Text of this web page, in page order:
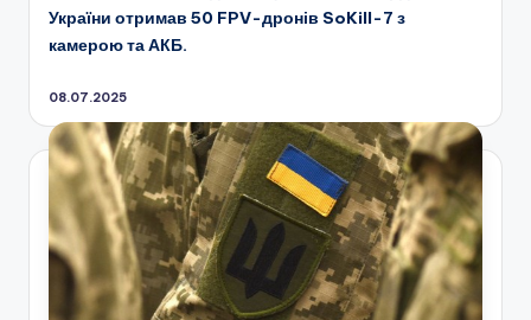
України отримав 50 FPV-дронів SoKill-7 з
камерою та АКБ.
08.07.2025